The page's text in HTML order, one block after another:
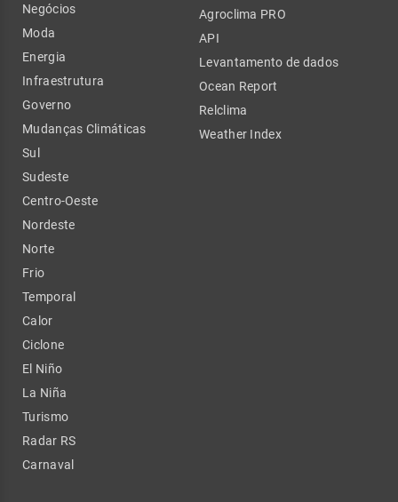
Negócios
Moda
Energia
Infraestrutura
Governo
Mudanças Climáticas
Sul
Sudeste
Centro-Oeste
Nordeste
Norte
Frio
Temporal
Calor
Ciclone
El Niño
La Niña
Turismo
Radar RS
Carnaval
Agroclima PRO
API
Levantamento de dados
Ocean Report
Relclima
Weather Index